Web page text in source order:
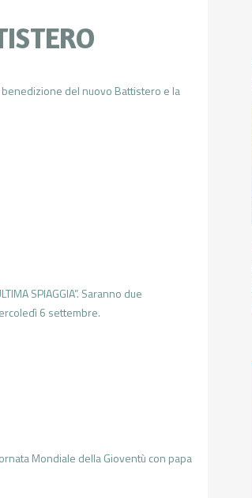
benedizione del nuovo Battistero e la
SPIAGGIA”. Saranno due
6 settembre.
Mondiale della Gioventù con papa